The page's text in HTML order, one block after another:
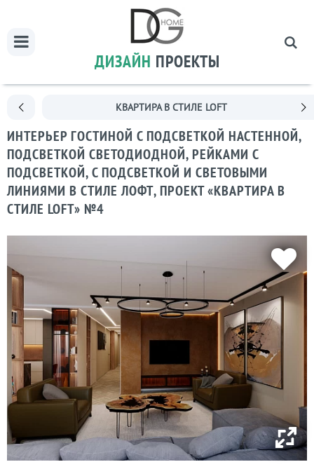
ДИЗАЙН ПРОЕКТЫ
КВАРТИРА В СТИЛЕ LOFT
ИНТЕРЬЕР ГОСТИНОЙ С ПОДСВЕТКОЙ НАСТЕННОЙ,
ПОДСВЕТКОЙ СВЕТОДИОДНОЙ, РЕЙКАМИ С
ПОДСВЕТКОЙ, С ПОДСВЕТКОЙ И СВЕТОВЫМИ
ЛИНИЯМИ В СТИЛЕ ЛОФТ, ПРОЕКТ «КВАРТИРА В
СТИЛЕ LOFT» №4